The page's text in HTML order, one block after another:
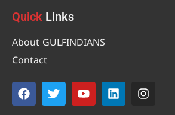
Quick Links
About GULFINDIANS
Contact